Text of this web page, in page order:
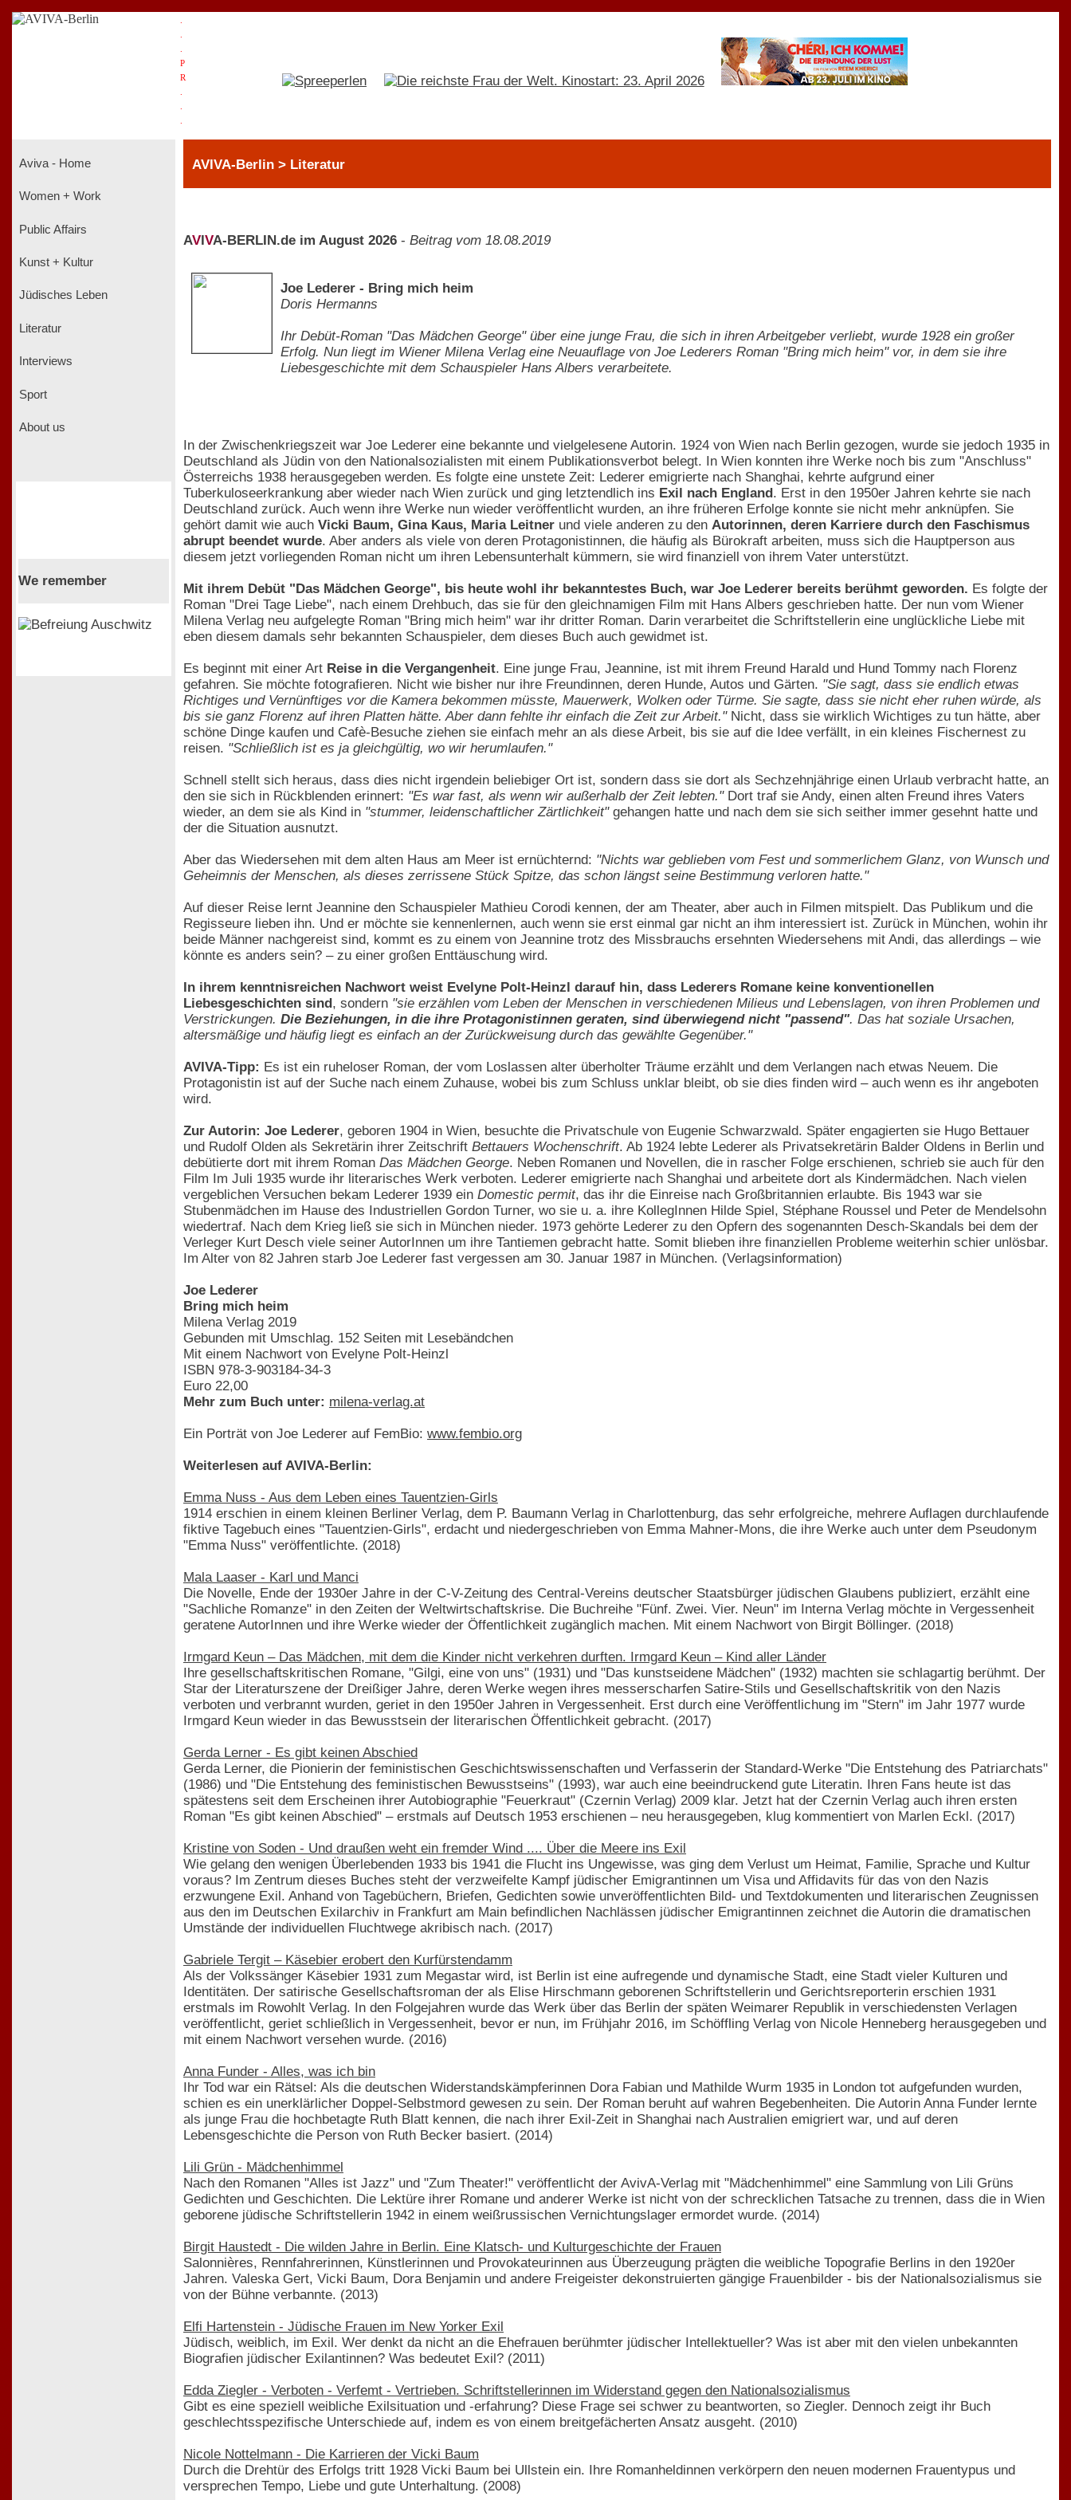
P
R
Aviva - Home
Women + Work
Public Affairs
Kunst + Kultur
Jüdisches Leben
Literatur
Interviews
Sport
About us
We remember
AVIVA-Berlin > Literatur
AV VA-BERLIN.de im August 2026 - Beitrag vom 18.08.2019
Joe Lederer - Bring mich heim
Doris Hermanns
Ihr Debüt-Roman "Das Mädchen George" über eine junge Frau, die sich in ihren Arbeitgeber verliebt, wurde 1928 ein großer
Erfolg. Nun liegt im Wiener Milena Verlag eine Neuauflage von Joe Lederers Roman "Bring mich heim" vor, in dem sie ihre
Liebesgeschichte mit dem Schauspieler Hans Albers verarbeitete.
In der Zwischenkriegszeit war Joe Lederer eine bekannte und vielgelesene Autorin. 1924 von Wien nach Berlin gezogen, wurde sie jedoch 1935 in
Deutschland als Jüdin von den Nationalsozialisten mit einem Publikationsverbot belegt. In Wien konnten ihre Werke noch bis zum "Anschluss"
Österreichs 1938 herausgegeben werden. Es folgte eine unstete Zeit: Lederer emigrierte nach Shanghai, kehrte aufgrund einer
Tuberkuloseerkrankung aber wieder nach Wien zurück und ging letztendlich ins Exil nach England. Erst in den 1950er Jahren kehrte sie nach
Deutschland zurück. Auch wenn ihre Werke nun wieder veröffentlicht wurden, an ihre früheren Erfolge konnte sie nicht mehr anknüpfen. Sie
gehört damit wie auch Vicki Baum, Gina Kaus, Maria Leitner und viele anderen zu den Autorinnen, deren Karriere durch den Faschismus
abrupt beendet wurde. Aber anders als viele von deren Protagonistinnen, die häufig als Bürokraft arbeiten, muss sich die Hauptperson aus
diesem jetzt vorliegenden Roman nicht um ihren Lebensunterhalt kümmern, sie wird finanziell von ihrem Vater unterstützt.
Mit ihrem Debüt "Das Mädchen George", bis heute wohl ihr bekanntestes Buch, war Joe Lederer bereits berühmt geworden. Es folgte der
Roman "Drei Tage Liebe", nach einem Drehbuch, das sie für den gleichnamigen Film mit Hans Albers geschrieben hatte. Der nun vom Wiener
Milena Verlag neu aufgelegte Roman "Bring mich heim" war ihr dritter Roman. Darin verarbeitet die Schriftstellerin eine unglückliche Liebe mit
eben diesem damals sehr bekannten Schauspieler, dem dieses Buch auch gewidmet ist.
Es beginnt mit einer Art Reise in die Vergangenheit. Eine junge Frau, Jeannine, ist mit ihrem Freund Harald und Hund Tommy nach Florenz
gefahren. Sie möchte fotografieren. Nicht wie bisher nur ihre Freundinnen, deren Hunde, Autos und Gärten. "Sie sagt, dass sie endlich etwas
Richtiges und Vernünftiges vor die Kamera bekommen müsste, Mauerwerk, Wolken oder Türme. Sie sagte, dass sie nicht eher ruhen würde, als
bis sie ganz Florenz auf ihren Platten hätte. Aber dann fehlte ihr einfach die Zeit zur Arbeit."Nicht, dass sie wirklich Wichtiges zu tun hätte, aber
schöne Dinge kaufen und Cafè-Besuche ziehen sie einfach mehr an als diese Arbeit, bis sie auf die Idee verfällt, in ein kleines Fischernest zu
reisen. "Schließlich ist es ja gleichgültig, wo wir herumlaufen."
Schnell stellt sich heraus, dass dies nicht irgendein beliebiger Ort ist, sondern dass sie dort als Sechzehnjährige einen Urlaub verbracht hatte, an
den sie sich in Rückblenden erinnert: "Es war fast, als wenn wir außerhalb der Zeit lebten."Dort traf sie Andy, einen alten Freund ihres Vaters
wieder, an dem sie als Kind in "stummer, leidenschaftlicher Zärtlichkeit"gehangen hatte und nach dem sie sich seither immer gesehnt hatte und
der die Situation ausnutzt.
Aber das Wiedersehen mit dem alten Haus am Meer ist ernüchternd: "Nichts war geblieben vom Fest und sommerlichem Glanz, von Wunsch und
Geheimnis der Menschen, als dieses zerrissene Stück Spitze, das schon längst seine Bestimmung verloren hatte."
Auf dieser Reise lernt Jeannine den Schauspieler Mathieu Corodi kennen, der am Theater, aber auch in Filmen mitspielt. Das Publikum und die
Regisseure lieben ihn. Und er möchte sie kennenlernen, auch wenn sie erst einmal gar nicht an ihm interessiert ist. Zurück in München, wohin ihr
beide Männer nachgereist sind, kommt es zu einem von Jeannine trotz des Missbrauchs ersehnten Wiedersehens mit Andi, das allerdings – wie
könnte es anders sein? – zu einer großen Enttäuschung wird.
In ihrem kenntnisreichen Nachwort weist Evelyne Polt-Heinzl darauf hin, dass Lederers Romane keine konventionellen
Liebesgeschichten sind, sondern "sie erzählen vom Leben der Menschen in verschiedenen Milieus und Lebenslagen, von ihren Problemen und
Verstrickungen. Die Beziehungen, in die ihre Protagonistinnen geraten, sind überwiegend nicht "passend". Das hat soziale Ursachen,
altersmäßige und häufig liegt es einfach an der Zurückweisung durch das gewählte Gegenüber."
AVIVA-Tipp: Es ist ein ruheloser Roman, der vom Loslassen alter überholter Träume erzählt und dem Verlangen nach etwas Neuem. Die
Protagonistin ist auf der Suche nach einem Zuhause, wobei bis zum Schluss unklar bleibt, ob sie dies finden wird – auch wenn es ihr angeboten
wird.
Zur Autorin: Joe Lederer, geboren 1904 in Wien, besuchte die Privatschule von Eugenie Schwarzwald. Später engagierten sie Hugo Bettauer
und Rudolf Olden als Sekretärin ihrer Zeitschrift Bettauers Wochenschrift. Ab 1924 lebte Lederer als Privatsekretärin Balder Oldens in Berlin und
debütierte dort mit ihrem Roman Das Mädchen George. Neben Romanen und Novellen, die in rascher Folge erschienen, schrieb sie auch für den
Film Im Juli 1935 wurde ihr literarisches Werk verboten. Lederer emigrierte nach Shanghai und arbeitete dort als Kindermädchen. Nach vielen
vergeblichen Versuchen bekam Lederer 1939 ein Domestic permit, das ihr die Einreise nach Großbritannien erlaubte. Bis 1943 war sie
Stubenmädchen im Hause des Industriellen Gordon Turner, wo sie u. a. ihre KollegInnen Hilde Spiel, Stéphane Roussel und Peter de Mendelsohn
wiedertraf. Nach dem Krieg ließ sie sich in München nieder. 1973 gehörte Lederer zu den Opfern des sogenannten Desch-Skandals bei dem der
Verleger Kurt Desch viele seiner AutorInnen um ihre Tantiemen gebracht hatte. Somit blieben ihre finanziellen Probleme weiterhin schier unlösbar.
Im Alter von 82 Jahren starb Joe Lederer fast vergessen am 30. Januar 1987 in München. (Verlagsinformation)
Joe Lederer
Bring mich heim
Milena Verlag 2019
Gebunden mit Umschlag. 152 Seiten mit Lesebändchen
Mit einem Nachwort von Evelyne Polt-Heinzl
ISBN 978-3-903184-34-3
Euro 22,00
Mehr zum Buch unter: milena-verlag.at
Ein Porträt von Joe Lederer auf FemBio: www.fembio.org
Weiterlesen auf AVIVA-Berlin:
Emma Nuss - Aus dem Leben eines Tauentzien-Girls
1914 erschien in einem kleinen Berliner Verlag, dem P. Baumann Verlag in Charlottenburg, das sehr erfolgreiche, mehrere Auflagen durchlaufende
fiktive Tagebuch eines "Tauentzien-Girls", erdacht und niedergeschrieben von Emma Mahner-Mons, die ihre Werke auch unter dem Pseudonym
"Emma Nuss" veröffentlichte. (2018)
Mala Laaser - Karl und Manci
Die Novelle, Ende der 1930er Jahre in der C-V-Zeitung des Central-Vereins deutscher Staatsbürger jüdischen Glaubens publiziert, erzählt eine
"Sachliche Romanze" in den Zeiten der Weltwirtschaftskrise. Die Buchreihe "Fünf. Zwei. Vier. Neun" im Interna Verlag möchte in Vergessenheit
geratene AutorInnen und ihre Werke wieder der Öffentlichkeit zugänglich machen. Mit einem Nachwort von Birgit Böllinger. (2018)
Irmgard Keun – Das Mädchen, mit dem die Kinder nicht verkehren durften. Irmgard Keun – Kind aller Länder
Ihre gesellschaftskritischen Romane, "Gilgi, eine von uns" (1931) und "Das kunstseidene Mädchen" (1932) machten sie schlagartig berühmt. Der
Star der Literaturszene der Dreißiger Jahre, deren Werke wegen ihres messerscharfen Satire-Stils und Gesellschaftskritik von den Nazis
verboten und verbrannt wurden, geriet in den 1950er Jahren in Vergessenheit. Erst durch eine Veröffentlichung im "Stern" im Jahr 1977 wurde
Irmgard Keun wieder in das Bewusstsein der literarischen Öffentlichkeit gebracht. (2017)
Gerda Lerner - Es gibt keinen Abschied
Gerda Lerner, die Pionierin der feministischen Geschichtswissenschaften und Verfasserin der Standard-Werke "Die Entstehung des Patriarchats"
(1986) und "Die Entstehung des feministischen Bewusstseins" (1993), war auch eine beeindruckend gute Literatin. Ihren Fans heute ist das
spätestens seit dem Erscheinen ihrer Autobiographie "Feuerkraut" (Czernin Verlag) 2009 klar. Jetzt hat der Czernin Verlag auch ihren ersten
Roman "Es gibt keinen Abschied" – erstmals auf Deutsch 1953 erschienen – neu herausgegeben, klug kommentiert von Marlen Eckl. (2017)
Kristine von Soden - Und draußen weht ein fremder Wind .... Über die Meere ins Exil
Wie gelang den wenigen Überlebenden 1933 bis 1941 die Flucht ins Ungewisse, was ging dem Verlust um Heimat, Familie, Sprache und Kultur
voraus? Im Zentrum dieses Buches steht der verzweifelte Kampf jüdischer Emigrantinnen um Visa und Affidavits für das von den Nazis
erzwungene Exil. Anhand von Tagebüchern, Briefen, Gedichten sowie unveröffentlichten Bild- und Textdokumenten und literarischen Zeugnissen
aus den im Deutschen Exilarchiv in Frankfurt am Main befindlichen Nachlässen jüdischer Emigrantinnen zeichnet die Autorin die dramatischen
Umstände der individuellen Fluchtwege akribisch nach. (2017)
Gabriele Tergit – Käsebier erobert den Kurfürstendamm
Als der Volkssänger Käsebier 1931 zum Megastar wird, ist Berlin ist eine aufregende und dynamische Stadt, eine Stadt vieler Kulturen und
Identitäten. Der satirische Gesellschaftsroman der als Elise Hirschmann geborenen Schriftstellerin und Gerichtsreporterin erschien 1931
erstmals im Rowohlt Verlag. In den Folgejahren wurde das Werk über das Berlin der späten Weimarer Republik in verschiedensten Verlagen
veröffentlicht, geriet schließlich in Vergessenheit, bevor er nun, im Frühjahr 2016, im Schöffling Verlag von Nicole Henneberg herausgegeben und
mit einem Nachwort versehen wurde. (2016)
Anna Funder - Alles, was ich bin
Ihr Tod war ein Rätsel: Als die deutschen Widerstandskämpferinnen Dora Fabian und Mathilde Wurm 1935 in London tot aufgefunden wurden,
schien es ein unerklärlicher Doppel-Selbstmord gewesen zu sein. Der Roman beruht auf wahren Begebenheiten. Die Autorin Anna Funder lernte
als junge Frau die hochbetagte Ruth Blatt kennen, die nach ihrer Exil-Zeit in Shanghai nach Australien emigriert war, und auf deren
Lebensgeschichte die Person von Ruth Becker basiert. (2014)
Lili Grün - Mädchenhimmel
Nach den Romanen "Alles ist Jazz" und "Zum Theater!" veröffentlicht der AvivA-Verlag mit "Mädchenhimmel" eine Sammlung von Lili Grüns
Gedichten und Geschichten. Die Lektüre ihrer Romane und anderer Werke ist nicht von der schrecklichen Tatsache zu trennen, dass die in Wien
geborene jüdische Schriftstellerin 1942 in einem weißrussischen Vernichtungslager ermordet wurde. (2014)
Birgit Haustedt - Die wilden Jahre in Berlin. Eine Klatsch- und Kulturgeschichte der Frauen
Salonnières, Rennfahrerinnen, Künstlerinnen und Provokateurinnen aus Überzeugung prägten die weibliche Topografie Berlins in den 1920er
Jahren. Valeska Gert, Vicki Baum, Dora Benjamin und andere Freigeister dekonstruierten gängige Frauenbilder - bis der Nationalsozialismus sie
von der Bühne verbannte. (2013)
Elfi Hartenstein - Jüdische Frauen im New Yorker Exil
Jüdisch, weiblich, im Exil. Wer denkt da nicht an die Ehefrauen berühmter jüdischer Intellektueller? Was ist aber mit den vielen unbekannten
Biografien jüdischer Exilantinnen? Was bedeutet Exil? (2011)
Edda Ziegler - Verboten - Verfemt - Vertrieben. Schriftstellerinnen im Widerstand gegen den Nationalsozialismus
Gibt es eine speziell weibliche Exilsituation und -erfahrung? Diese Frage sei schwer zu beantworten, so Ziegler. Dennoch zeigt ihr Buch
geschlechtsspezifische Unterschiede auf, indem es von einem breitgefächerten Ansatz ausgeht. (2010)
Nicole Nottelmann - Die Karrieren der Vicki Baum
Durch die Drehtür des Erfolgs tritt 1928 Vicki Baum bei Ullstein ein. Ihre Romanheldinnen verkörpern den neuen modernen Frauentypus und
versprechen Tempo, Liebe und gute Unterhaltung. (2008)